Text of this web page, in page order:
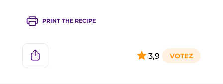
PRINT THE RECIPE
3,9